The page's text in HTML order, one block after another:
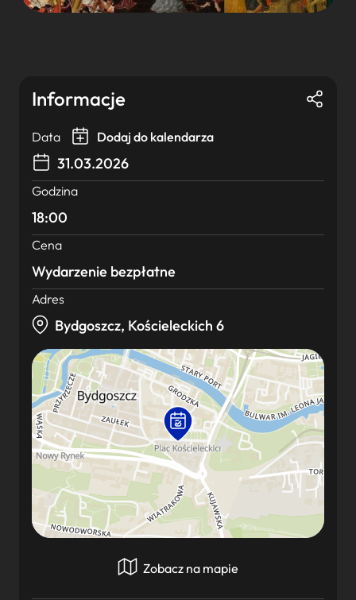
Informacje
Data Dodaj do kalendarza
31.03.2026
Godzina
18:00
Cena
Wydarzenie bezpłatne
Adres
Bydgoszcz, Kościeleckich 6
Zobacz na mapie